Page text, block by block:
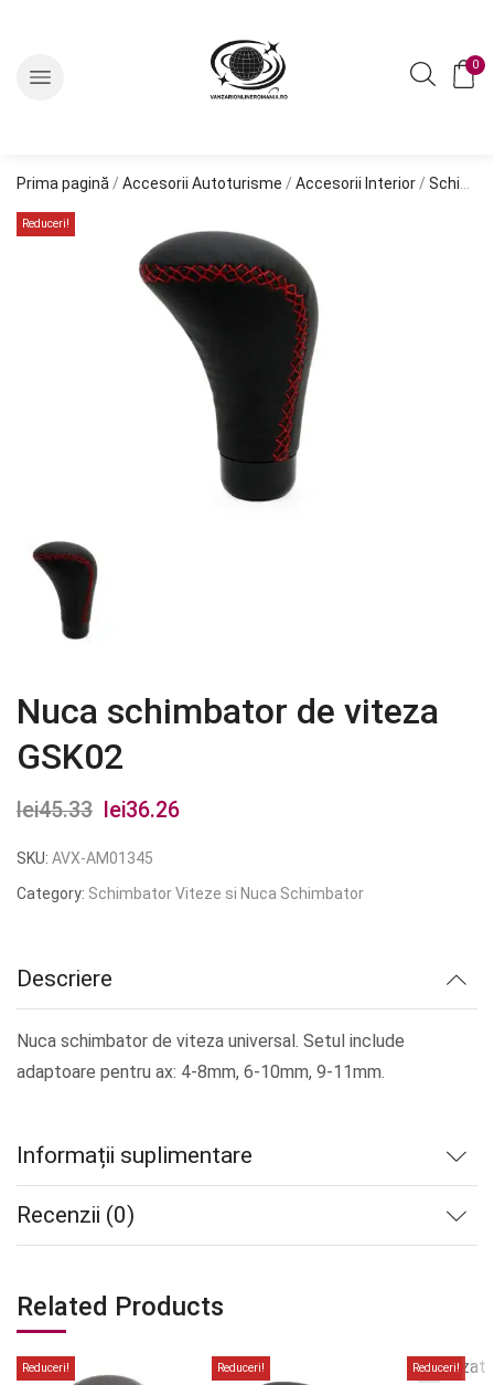
0
Prima pagină / Accesorii Autoturisme / Accesorii Interior / Schimbator Viteze si Nuca Schimbator
Reduceri!
Nuca schimbator de viteza
GSK02
lei45.33
Prețul
inițial
a
lei36.26
este:
SKU: AVX-AM01345
Category: Schimbator Viteze si Nuca Schimbator
Descriere
Nuca schimbator de viteza universal. Setul include
adaptoare pentru ax: 4-8mm, 6-10mm, 9-11mm.
Informații suplimentare
Recenzii (0)
Related Products
Reduceri! Reduceri! Reduceri!
epuizat